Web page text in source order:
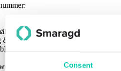
Consent
§ 55 Abs. 2 Rundfunkstaatsvertrag
Kommunikation
Reichenaustraße 39a, 78467
Solutions GmbH. Alle Rechte